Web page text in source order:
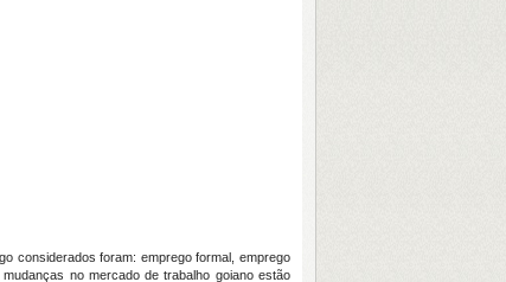
considerados foram: emprego formal, emprego
no mercado de trabalho goiano estão